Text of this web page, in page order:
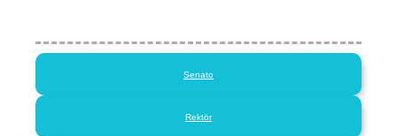
Senato
Rektör